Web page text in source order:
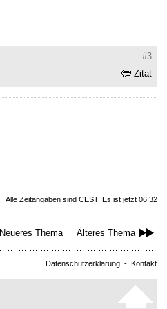
#3
Zitat
Alle Zeitangaben sind CEST. Es ist jetzt 06:32
Neueres Thema Älteres Thema
Datenschutzerklärung - Kontakt